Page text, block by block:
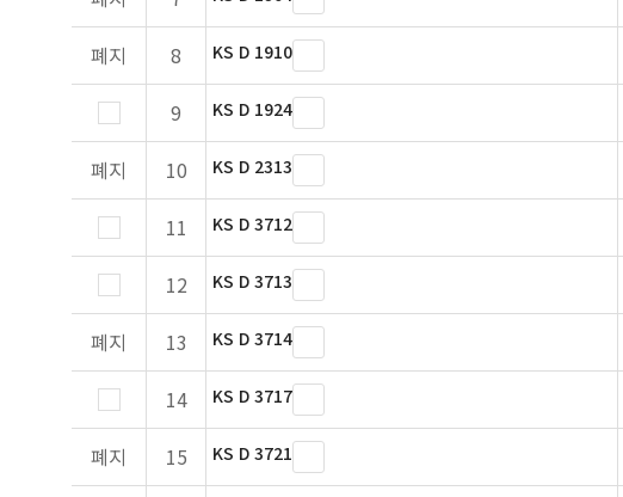
폐지
8 KS D 1910
9
KS D 1924
폐지
10 KS D 2313
11
KS D 3712
12
KS D 3713
폐지
13 KS D 3714
14
KS D 3717
폐지
15 KS D 3721